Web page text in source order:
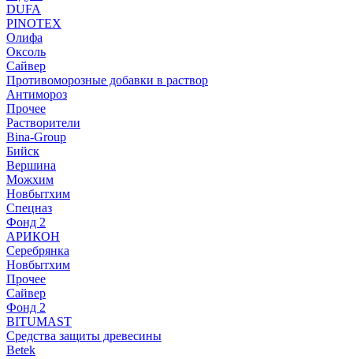
DUFA
PINOTEX
Олифа
Оксоль
Сайвер
Противоморозные добавки в раствор
Антимороз
Прочее
Растворители
Bina-Group
Бийск
Вершина
Можхим
Новбытхим
Спецназ
Фонд 2
АРИКОН
Серебрянка
Новбытхим
Прочее
Сайвер
Фонд 2
BITUMAST
Средства защиты древесины
Betek